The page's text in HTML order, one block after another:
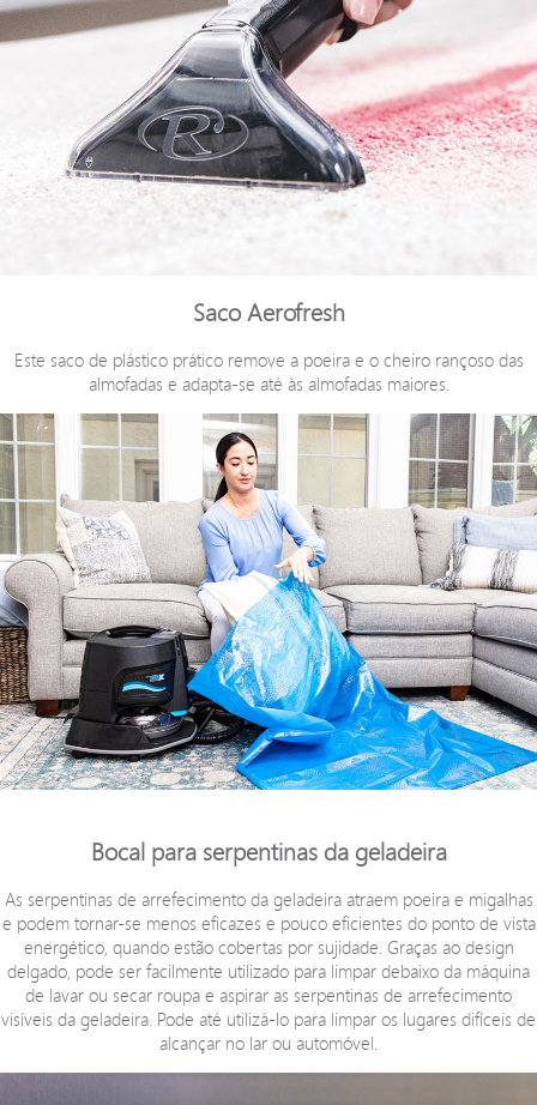
Saco Aerofresh
Este saco de plástico prático remove a poeira e o cheiro rançoso das
almofadas e adapta-se até às almofadas maiores.
Bocal para serpentinas da geladeira
As serpentinas de arrefecimento da geladeira atraem poeira e migalhas
e podem tornar-se menos eficazes e pouco eficientes do ponto de vista
energético, quando estão cobertas por sujidade. Graças ao design
delgado, pode ser facilmente utilizado para limpar debaixo da máquina
de lavar ou secar roupa e aspirar as serpentinas de arrefecimento
visíveis da geladeira. Pode até utilizá-lo para limpar os lugares difíceis de
alcançar no lar ou automóvel.